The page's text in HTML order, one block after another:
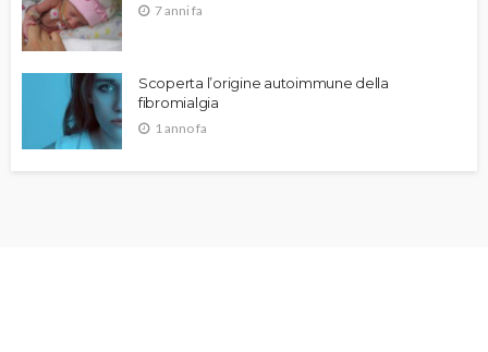
7 anni fa
Scoperta l’origine autoimmune della
fibromialgia
1 anno fa